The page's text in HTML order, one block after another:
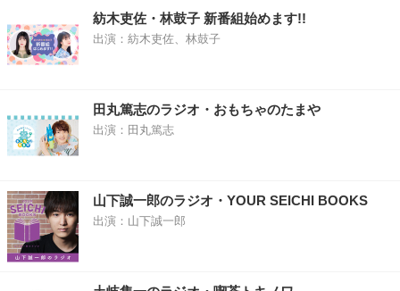
紡木吏佐・林鼓子 新番組始めます!!
出演：紡木吏佐、林鼓子
田丸篤志のラジオ・おもちゃのたまや
出演：田丸篤志
山下誠一郎のラジオ・YOUR SEICHI BOOKS
出演：山下誠一郎